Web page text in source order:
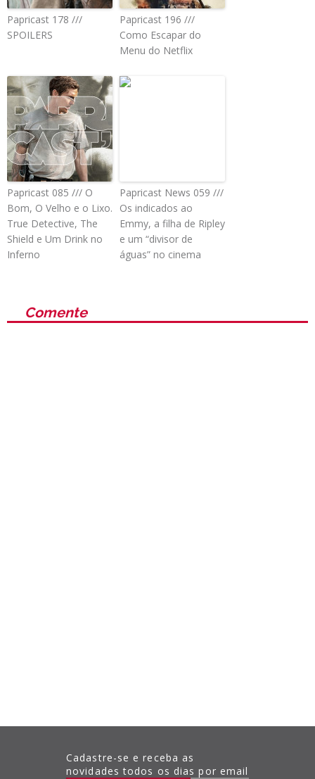
Papricast 178 ///
SPOILERS
Papricast 196 ///
Como Escapar do
Menu do Netflix
Papricast 085 /// O
Bom, O Velho e o Lixo.
True Detective, The
Shield e Um Drink no
Inferno
Papricast News 059 ///
Os indicados ao
Emmy, a filha de Ripley
e um “divisor de
águas” no cinema
Comente
Cadastre-se e receba as
novidades todos os dias por email